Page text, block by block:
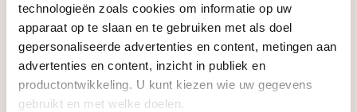
technologieën zoals cookies om informatie op uw
apparaat op te slaan en te gebruiken met als doel
gepersonaliseerde advertenties en content, metingen aan
advertenties en content, inzicht in publiek en
productontwikkeling. U kunt kiezen wie uw gegevens
gebruikt en met welke doelen.
entree in de internationale schaatswereld bijna alle
titels die er te winnen zijn al binnen. Alleen de
wereldtitel op een afstand ontbreekt nog op het
palmares van de tweevoudig wereldkampioen sprint.